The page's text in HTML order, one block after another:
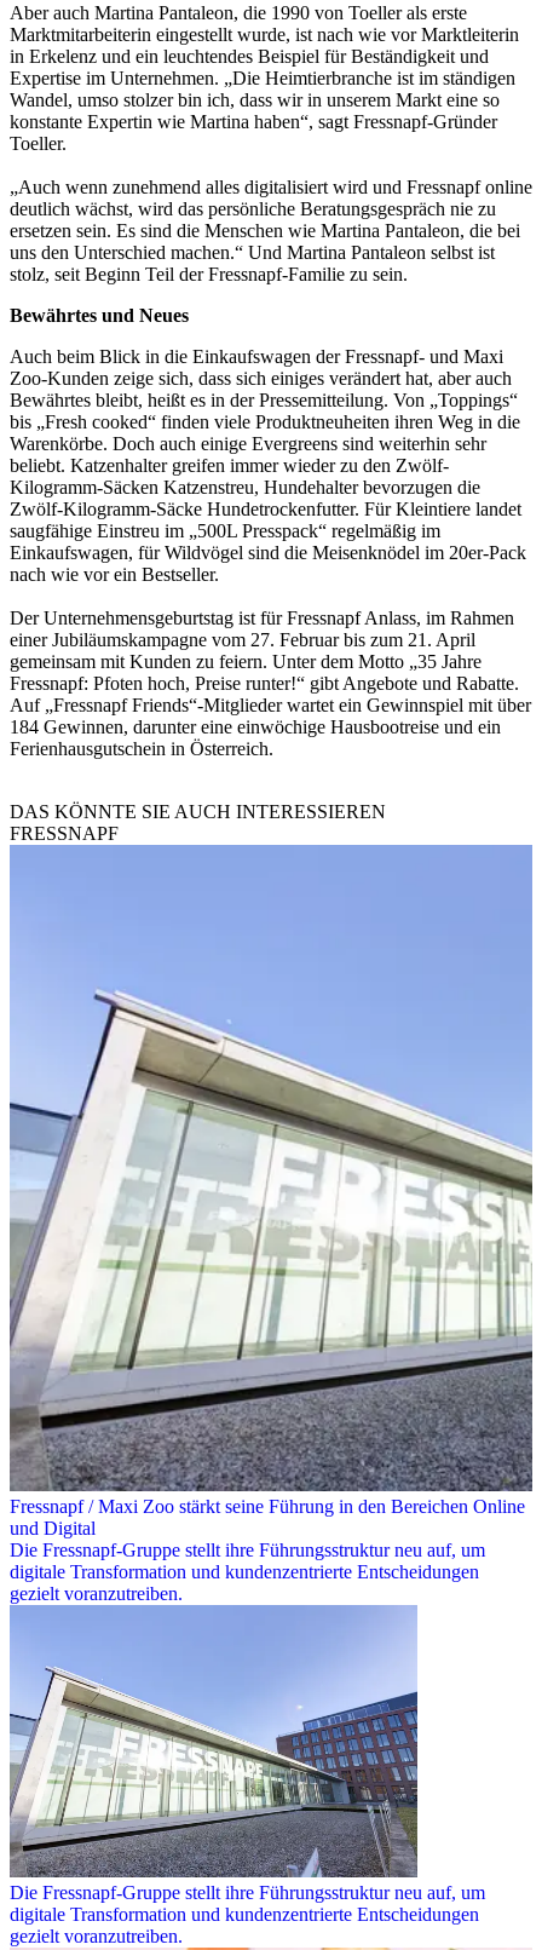
Aber auch Martina Pantaleon, die 1990 von Toeller als erste
Marktmitarbeiterin eingestellt wurde, ist nach wie vor Marktleiterin
in Erkelenz und ein leuchtendes Beispiel für Beständigkeit und
Expertise im Unternehmen. „Die Heimtierbranche ist im ständigen
Wandel, umso stolzer bin ich, dass wir in unserem Markt eine so
konstante Expertin wie Martina haben“, sagt Fressnapf-Gründer
Toeller.
„Auch wenn zunehmend alles digitalisiert wird und Fressnapf online
deutlich wächst, wird das persönliche Beratungsgespräch nie zu
ersetzen sein. Es sind die Menschen wie Martina Pantaleon, die bei
uns den Unterschied machen.“ Und Martina Pantaleon selbst ist
stolz, seit Beginn Teil der Fressnapf-Familie zu sein.
Bewährtes und Neues
Auch beim Blick in die Einkaufswagen der Fressnapf- und Maxi
Zoo-Kunden zeige sich, dass sich einiges verändert hat, aber auch
Bewährtes bleibt, heißt es in der Pressemitteilung. Von „Toppings“
bis „Fresh cooked“ finden viele Produktneuheiten ihren Weg in die
Warenkörbe. Doch auch einige Evergreens sind weiterhin sehr
beliebt. Katzenhalter greifen immer wieder zu den Zwölf-
Kilogramm-Säcken Katzenstreu, Hundehalter bevorzugen die
Zwölf-Kilogramm-Säcke Hundetrockenfutter. Für Kleintiere landet
saugfähige Einstreu im „500L Presspack“ regelmäßig im
Einkaufswagen, für Wildvögel sind die Meisenknödel im 20er-Pack
nach wie vor ein Bestseller.
Der Unternehmensgeburtstag ist für Fressnapf Anlass, im Rahmen
einer Jubiläumskampagne vom 27. Februar bis zum 21. April
gemeinsam mit Kunden zu feiern. Unter dem Motto „35 Jahre
Fressnapf: Pfoten hoch, Preise runter!“ gibt Angebote und Rabatte.
Auf „Fressnapf Friends“-Mitglieder wartet ein Gewinnspiel mit über
184 Gewinnen, darunter eine einwöchige Hausbootreise und ein
Ferienhausgutschein in Österreich.
DAS KÖNNTE SIE AUCH INTERESSIEREN
FRESSNAPF
Fressnapf / Maxi Zoo stärkt seine Führung in den Bereichen Online
und Digital
Die Fressnapf-Gruppe stellt ihre Führungsstruktur neu auf, um
digitale Transformation und kundenzentrierte Entscheidungen
gezielt voranzutreiben.
Die Fressnapf-Gruppe stellt ihre Führungsstruktur neu auf, um
digitale Transformation und kundenzentrierte Entscheidungen
gezielt voranzutreiben.